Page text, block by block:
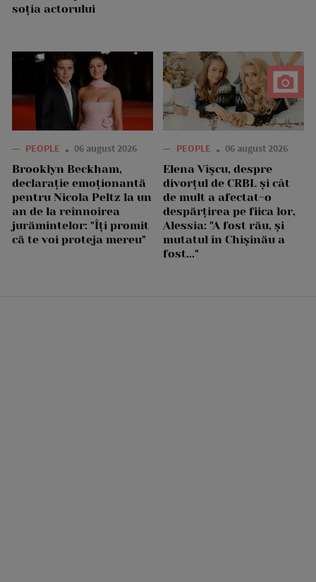
soția actorului
— PEOPLE 06 august 2026
Brooklyn Beckham,
declarație emoționantă
pentru Nicola Peltz la un
an de la reînnoirea
jurămintelor: "Îți promit
că te voi proteja mereu"
— PEOPLE 06 august 2026
Elena Vîșcu, despre
divorțul de CRBL și cât
de mult a afectat-o
despărțirea pe fiica lor,
Alessia: "A fost rău, și
mutatul în Chișinău a
fost..."